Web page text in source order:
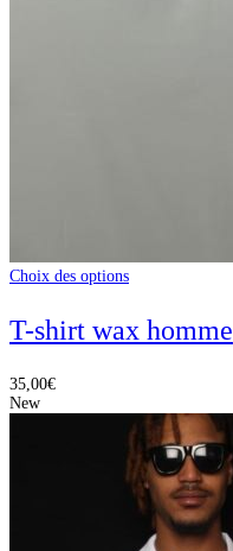
Choix des options
T-shirt wax homme
35,00€
New